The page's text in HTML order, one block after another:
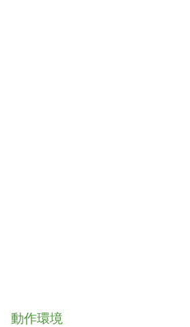
動作環境